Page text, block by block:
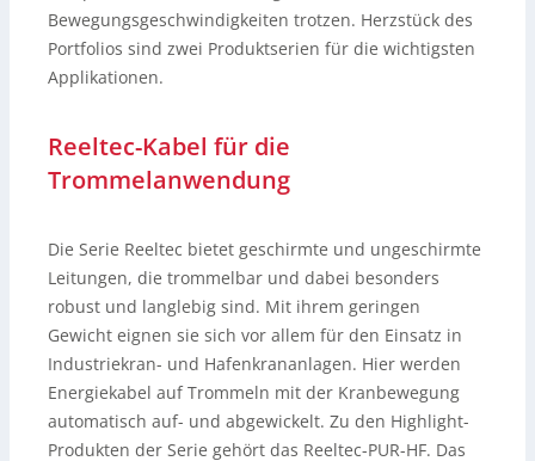
Bewegungsgeschwindigkeiten trotzen. Herzstück des
Portfolios sind zwei Produktserien für die wichtigsten
Applikationen.
Reeltec-Kabel für die
Trommelanwendung
Die Serie Reeltec bietet geschirmte und ungeschirmte
Leitungen, die trommelbar und dabei besonders
robust und langlebig sind. Mit ihrem geringen
Gewicht eignen sie sich vor allem für den Einsatz in
Industriekran- und Hafenkrananlagen. Hier werden
Energiekabel auf Trommeln mit der Kranbewegung
automatisch auf- und abgewickelt. Zu den Highlight-
Produkten der Serie gehört das Reeltec-PUR-HF. Das